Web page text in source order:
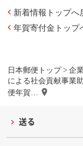
日本郵便トップ> 企
による社会貢献事業
便年賀…
新着情報トップへ
年賀寄付金トップ
送る